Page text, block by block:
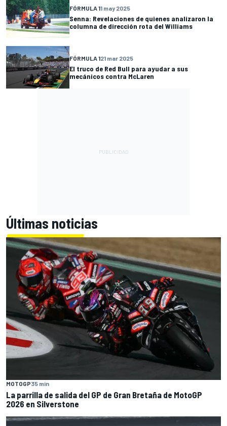
FÓRMULA 11 may 2025
Senna: Revelaciones de quienes analizaron la
columna de dirección rota del Williams
FÓRMULA 121 mar 2025
El truco de Red Bull para ayudar a sus
mecánicos contra McLaren
Últimas noticias
MOTOGP35 min
La parrilla de salida del GP de Gran Bretaña de MotoGP
2026 en Silverstone